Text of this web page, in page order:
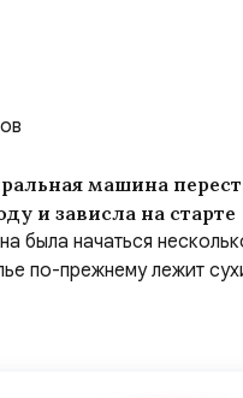
машина
и зависла на старте
была начаться
по-прежнему лежит